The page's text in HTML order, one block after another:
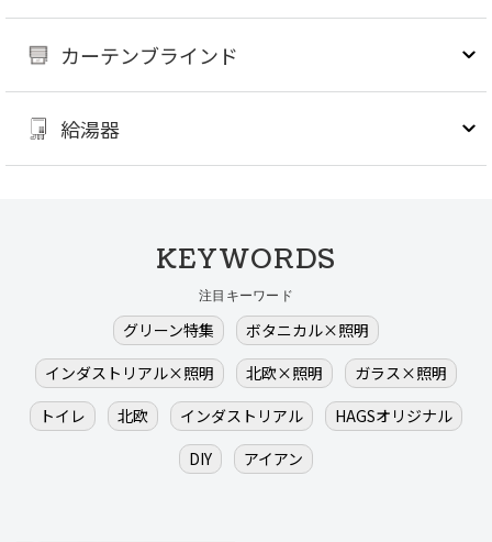
カーテンブラインド
給湯器
KEYWORDS
注目キーワード
グリーン特集
ボタニカル×照明
インダストリアル×照明
北欧×照明
ガラス×照明
トイレ
北欧 インダストリアル
HAGSオリジナル
DIY
アイアン